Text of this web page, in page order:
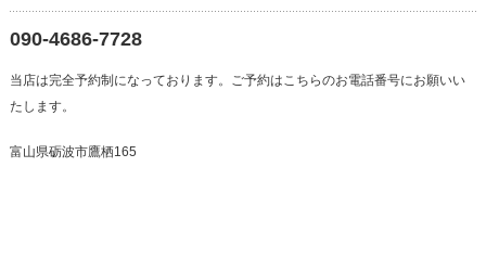
090-4686-7728
当店は完全予約制になっております。ご予約はこちらのお電話番号にお願いい
たします。
富山県砺波市鷹栖165